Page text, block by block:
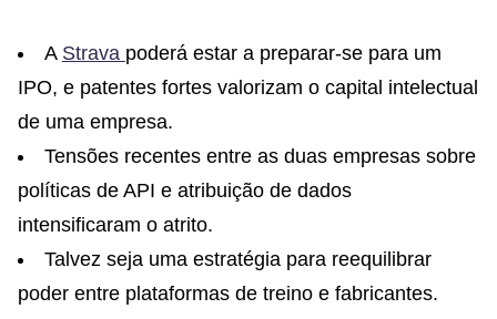
A Strava poderá estar a preparar-se para um
IPO, e patentes fortes valorizam o capital intelectual
de uma empresa.
Tensões recentes entre as duas empresas sobre
políticas de API e atribuição de dados
intensificaram o atrito.
Talvez seja uma estratégia para reequilibrar
poder entre plataformas de treino e fabricantes.